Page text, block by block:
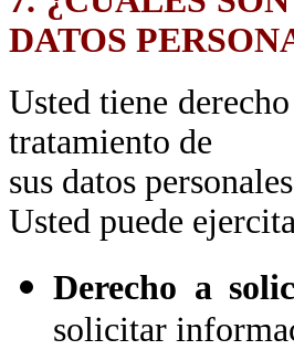
DATOS
Usted tiene
tratamiento de
sus datos
Usted puede
Derecho a
solicitar